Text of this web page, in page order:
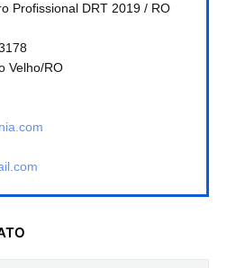
Profissional DRT 2019 / RO
Velho/RO